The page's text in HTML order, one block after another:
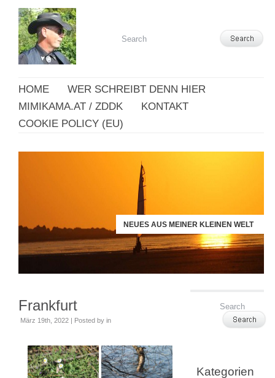
HOME
WER SCHREIBT DENN HIER
MIMIKAMA.AT / ZDDK
KONTAKT
COOKIE POLICY (EU)
NEUES AUS MEINER KLEINEN WELT
Frankfurt
März 19th, 2022 | Posted by in
Kategorien